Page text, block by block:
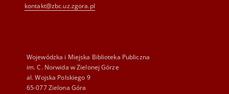
kontakt@zbc.uz.zgora.pl
Wojewódzka i Miejska Biblioteka Publiczna
im. C. Norwida w Zielonej Górze
al. Wojska Polskiego 9
65-077 Zielona Góra